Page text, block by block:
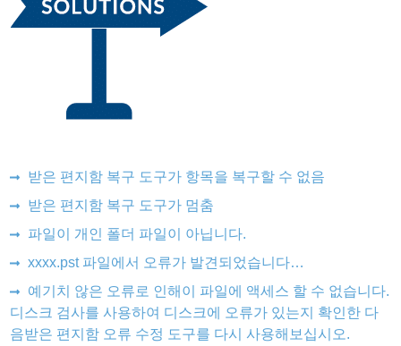
받은 편지함 복구 도구가 항목을 복구할 수 없음
받은 편지함 복구 도구가 멈춤
파일이 개인 폴더 파일이 아닙니다.
xxxx.pst 파일에서 오류가 발견되었습니다…
예기치 않은 오류로 인해이 파일에 액세스 할 수 없습니다.
디스크 검사를 사용하여 디스크에 오류가 있는지 확인한 다
음받은 편지함 오류 수정 도구를 다시 사용해보십시오.